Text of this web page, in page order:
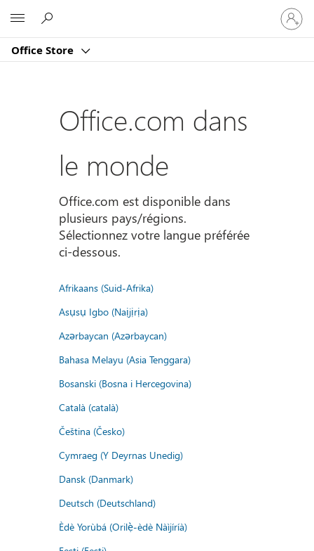
Office Store
vous
à
compte
Office.com dans
le monde
Office.com est disponible dans
plusieurs pays/régions.
Sélectionnez votre langue préférée
ci-dessous.
Afrikaans (Suid-Afrika)
Asụsụ Igbo (Naịjịrịa)
Azərbaycan (Azərbaycan)
Bahasa Melayu (Asia Tenggara)
Bosanski (Bosna i Hercegovina)
Català (català)
Čeština (Česko)
Cymraeg (Y Deyrnas Unedig)
Dansk (Danmark)
Deutsch (Deutschland)
Èdè Yorùbá (Orilẹ̀-èdè Nàìjíríà)